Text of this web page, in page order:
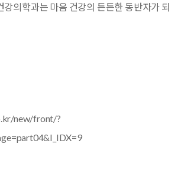
의학과는 마음 건강의 든든한 동반자가 되
new/front/?